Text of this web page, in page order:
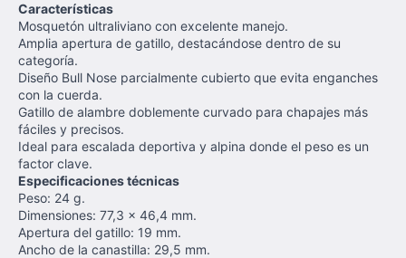
Características
Mosquetón ultraliviano con excelente manejo.
Amplia apertura de gatillo, destacándose dentro de su
categoría.
Diseño Bull Nose parcialmente cubierto que evita enganches
con la cuerda.
Gatillo de alambre doblemente curvado para chapajes más
fáciles y precisos.
Ideal para escalada deportiva y alpina donde el peso es un
factor clave.
Especificaciones técnicas
Peso: 24 g.
Dimensiones: 77,3 x 46,4 mm.
Apertura del gatillo: 19 mm.
Ancho de la canastilla: 29,5 mm.